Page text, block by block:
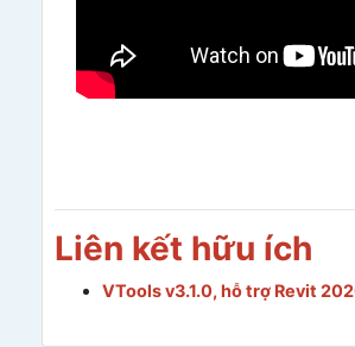
Liên kết hữu ích
VTools v3.1.0, hỗ trợ Revit